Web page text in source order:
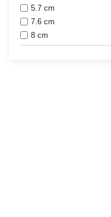
5.7 cm
7.6 cm
8 cm